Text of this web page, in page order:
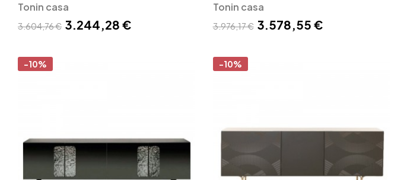
Tonin casa
3.604,76 € 3.244,28 €
Tonin casa
3.976,17 € 3.578,55 €
-10% -10%